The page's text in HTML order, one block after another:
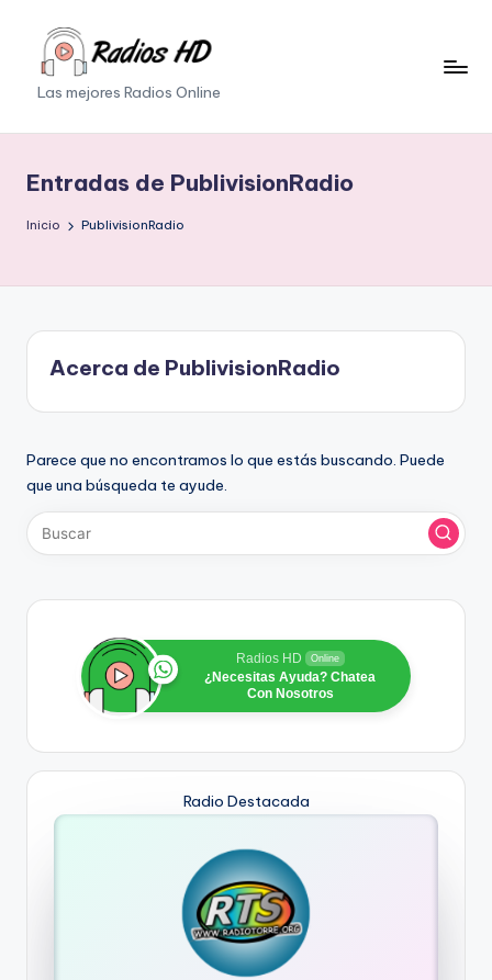
Saltar
contenidoLas mejores Radios Online
Entradas de PublivisionRadio
Inicio PublivisionRadio
Acerca de PublivisionRadio
Parece que no encontramos lo que estás buscando. Puede
que una búsqueda te ayude.
Radios HD Online
¿Necesitas Ayuda? Chatea
Con Nosotros
Radio Destacada